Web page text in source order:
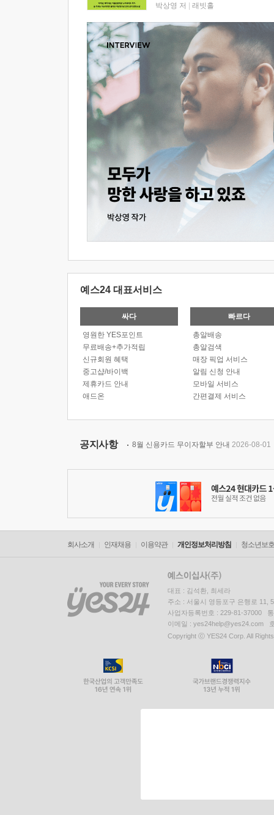
박상영 저 래빗홀
예스24 대표서비스
싸다
영원한 YES포인트
무료배송+추가적립
신규회원 혜택
중고샵/바이백
제휴카드 안내
애드온
빠르다
총알배송
총알검색
매장 픽업 서비스
알림 신청 안내
모바일 서비스
간편결제 서비스
공지사항 8월 신용카드 무이자할부 안내 2026-08-01
회사소개 인재채용 이용약관 개인정보처리방침 청소년보
대표 : 김석환, 최세라
주소 : 서울시 영등포구 은행로 11,
사업자등록번호 : 229-81-37000
이메일 : yes24help@yes24.com
Copyright ⓒ YES24 Corp. All